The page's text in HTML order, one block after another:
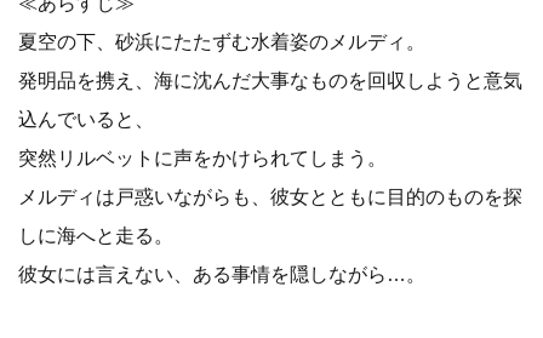
夏空の下、砂浜にたたずむ水着姿のメルディ。
発明品を携え、海に沈んだ大事なものを回収しようと意気
込んでいると、
突然リルベットに声をかけられてしまう。
メルディは戸惑いながらも、彼女とともに目的のものを探
しに海へと走る。
彼女には言えない、ある事情を隠しながら…。